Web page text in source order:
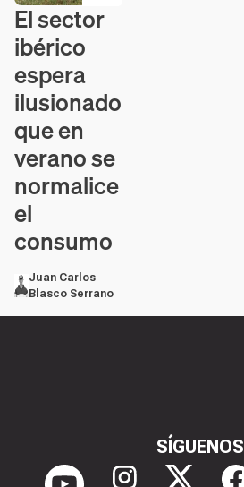
Contenido en vídeo
El sector
ibérico
espera
ilusionado
que en
verano se
normalice
el
consumo
Juan Carlos
Blasco Serrano
SÍGUENOS